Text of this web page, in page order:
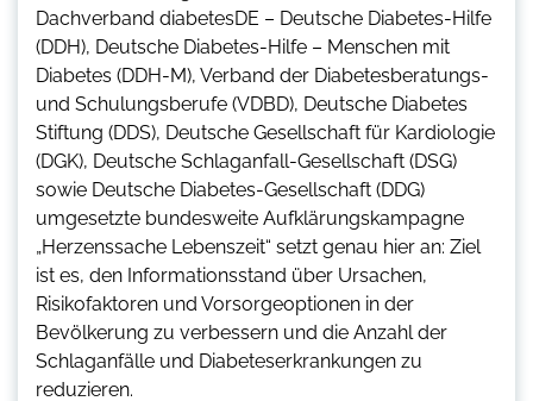
Dachverband diabetesDE – Deutsche Diabetes-Hilfe
(DDH), Deutsche Diabetes-Hilfe – Menschen mit
Diabetes (DDH-M), Verband der Diabetesberatungs-
und Schulungsberufe (VDBD), Deutsche Diabetes
Stiftung (DDS), Deutsche Gesellschaft für Kardiologie
(DGK), Deutsche Schlaganfall-Gesellschaft (DSG)
sowie Deutsche Diabetes-Gesellschaft (DDG)
umgesetzte bundesweite Aufklärungskampagne
„Herzenssache Lebenszeit“ setzt genau hier an: Ziel
ist es, den Informationsstand über Ursachen,
Risikofaktoren und Vorsorgeoptionen in der
Bevölkerung zu verbessern und die Anzahl der
Schlaganfälle und Diabeteserkrankungen zu
reduzieren.